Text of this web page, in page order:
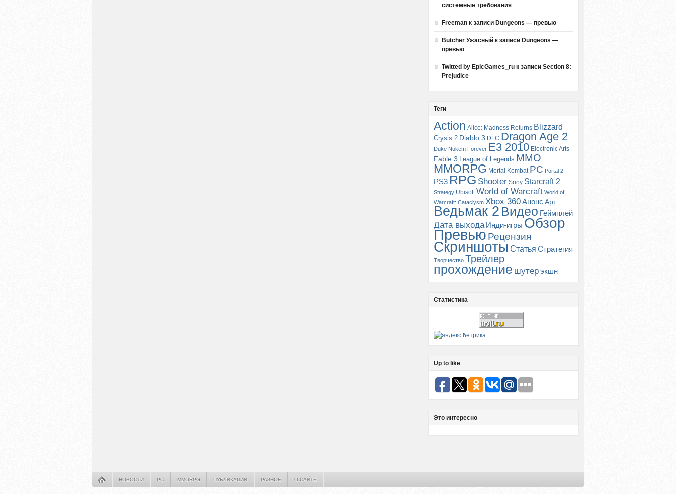
системные требования
Freeman к записи Dungeons — превью
Butcher Ужасный к записи Dungeons —
превью
Twitted by EpicGames_ru к записи Section 8:
Prejudice
Теги
Action Alice: Madness Returns Blizzard
Crysis 2 Diablo 3 DLC Dragon Age 2
Duke Nukem Forever E3 2010 Electronic Arts
Fable 3 League of Legends MMO
MMORPG Mortal Kombat PC Portal 2
PS3 RPG Shooter Sony Starcraft 2
Strategy Ubisoft World of Warcraft World of
Warcraft: Cataclysm Xbox 360Анонс Арт
Ведьмак 2 Видео Геймплей
Дата выхода Инди-игры Обзор
Превью Рецензия
Скриншоты Статья Стратегия
Творчество Трейлер
прохождение шутерэкшн
Статистика
Up to like
Это интересно
НОВОСТИ PC MMORPG ПУБЛИКАЦИИ РАЗНОЕ О САЙТЕ